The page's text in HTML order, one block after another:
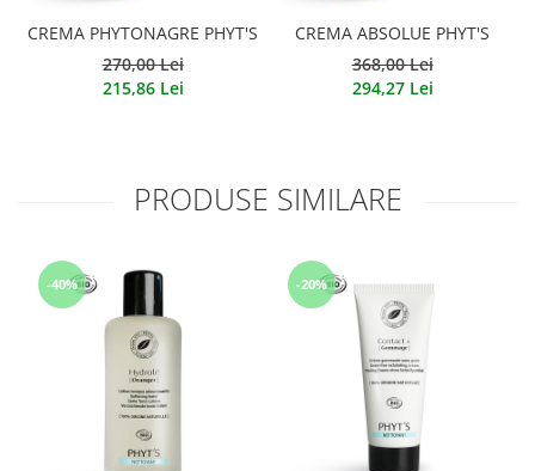
CREMA PHYTONAGRE PHYT'S
270,00 Lei
215,86 Lei
CREMA ABSOLUE PHYT'S
368,00 Lei
294,27 Lei
PRODUSE SIMILARE
-40% -20%